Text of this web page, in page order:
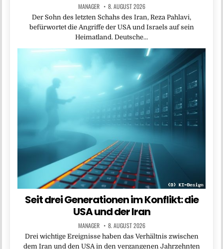
MANAGER 8. AUGUST 2026
Der Sohn des letzten Schahs des Iran, Reza Pahlavi,
befürwortet die Angriffe der USA und Israels auf sein
Heimatland. Deutsche…
Seit drei Generationen im Konflikt: die
USA und der Iran
MANAGER 8. AUGUST 2026
Drei wichtige Ereignisse haben das Verhältnis zwischen
dem Iran und den USA in den vergangenen Jahrzehnten